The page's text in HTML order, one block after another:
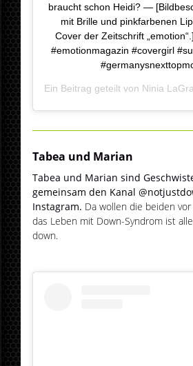
braucht schon Heidi? —
mit Brille und pinkfarbenen
Cover der Zeitschrift
#emotionmagazin #covergirl
Ein Beitrag geteilt von Ninia
Tabea und Marian
Tabea und Marian sind
gemeinsam den Kanal
Instagram. Da wollen die beiden
das Leben mit Down-Syndrom ist
down.